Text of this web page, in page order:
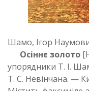
Шамо, Ігор
Осіннє золото
упорядники Т. І.
Т. С. Невінчана. —